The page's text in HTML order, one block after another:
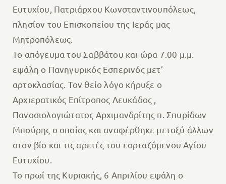
Ευτυχίου, Πατριάρχου Κωνσταντινουπόλεως,
πλησίον του Επισκοπείου της Ιεράς μας
Μητροπόλεως.
Το απόγευμα του Σαββάτου και ώρα 7.00 μ.μ.
εψάλη ο Πανηγυρικός Εσπερινός μετ’
αρτοκλασίας. Τον θείο λόγο κήρυξε ο
Αρχιερατικός Επίτροπος Λευκάδος ,
Πανοσιολογιώτατος Αρχιμανδρίτης π. Σπυρίδων
Μπούρης ο οποίος και αναφέρθηκε μεταξύ άλλων
στον βίο και τις αρετές του εορταζόμενου Αγίου
Ευτυχίου.
Το πρωί της Κυριακής, 6 Απριλίου εψάλη ο